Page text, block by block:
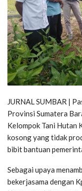
JURNAL SUMBAR |
Provinsi Sumatera
Kelompok Tani Hutan
kosong yang tidak
bibit bantuan
Sebagai upaya
bekerjasama dengan